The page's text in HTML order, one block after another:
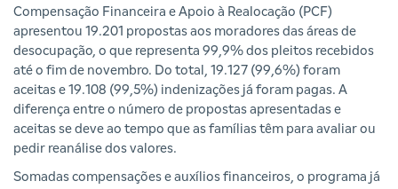
Compensação Financeira e Apoio à Realocação (PCF)
apresentou 19.201 propostas aos moradores das áreas de
desocupação, o que representa 99,9% dos pleitos recebidos
até o fim de novembro. Do total, 19.127 (99,6%) foram
aceitas e 19.108 (99,5%) indenizações já foram pagas. A
diferença entre o número de propostas apresentadas e
aceitas se deve ao tempo que as famílias têm para avaliar ou
pedir reanálise dos valores.
Somadas compensações e auxílios financeiros, o programa já